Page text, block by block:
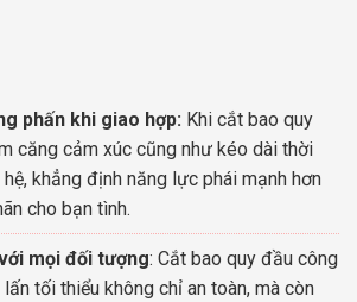
phấn khi giao hợp: Khi cắt bao quy
căng cảm xúc cũng như kéo dài thời
hệ, khẳng định năng lực phái mạnh hơn
cho bạn tình.
mọi đối tượng: Cắt bao quy đầu công
lấn tối thiểu không chỉ an toàn, mà còn